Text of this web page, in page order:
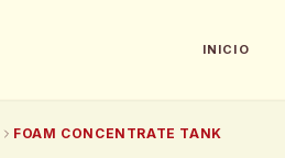
INICIO
FOAM CONCENTRATE TANK